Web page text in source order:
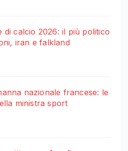
di calcio 2026: il più politico
iran e falkland
nazionale francese: le
ministra sport